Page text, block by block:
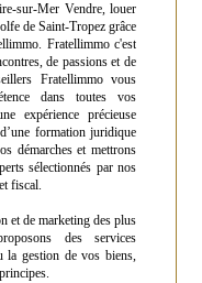
sur-Mer Vendre, louer
de Saint-Tropez grâce
Fratellimmo c'est
de passions et de
Fratellimmo vous
dans toutes vos
expérience précieuse
formation juridique
démarches et mettrons
sélectionnés par nos
fiscal.
et de marketing des plus
des services
la gestion de vos biens,